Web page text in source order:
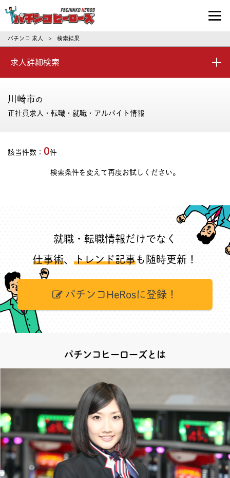
パチンコ求人・転職ならパチンコヒーロ
パチンコ 求人 > 検索結果
求人詳細検索
川崎市の
正社員求人・転職・就職・アルバイト情報
該当件数： 0件
検索条件を変えて再度お試しください。
就職・転職情報だけでなく
仕事術、 トレンド記事も随時更新！
パチンコHeRosに登録！
パチンコヒーローズとは